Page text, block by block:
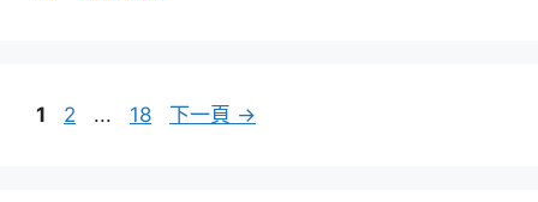
頁
1
頁
2 ...
頁
18 下一頁 →